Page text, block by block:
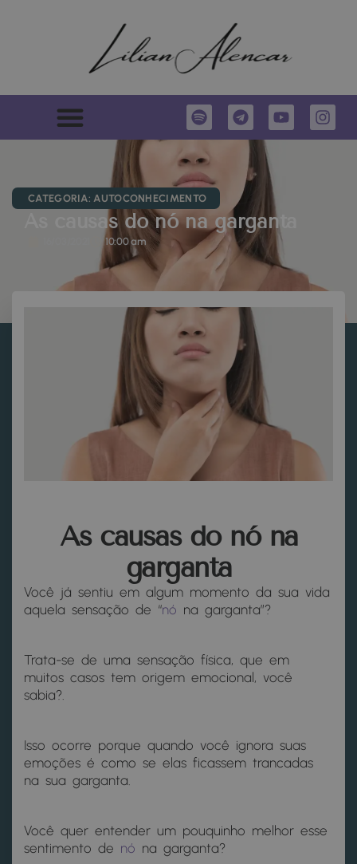
CATEGORIA: AUTOCONHECIMENTO
As causas do nó na garganta
10:00 am
As causas do nó na
garganta
Você já sentiu em algum momento da sua vida
aquela sensação de “nó na garganta”?
Trata-se de uma sensação física, que em
muitos casos tem origem emocional, você
sabia?.
Isso ocorre porque quando você ignora suas
emoções é como se elas ficassem trancadas
na sua garganta.
Você quer entender um pouquinho melhor esse
sentimento de nó na garganta?